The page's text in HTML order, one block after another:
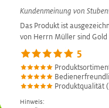
Kundenmeinung von
Das Produkt ist
von Herrn Müller sind
5
Produktqualität
Hinweis: